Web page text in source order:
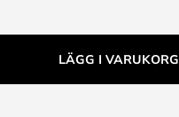
LÄGG I VARUKORG